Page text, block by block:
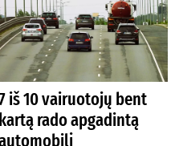
iš 10 vairuotojų bent
kartą rado apgadintą